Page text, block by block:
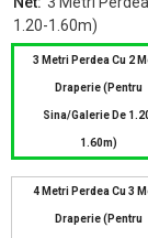
1.20-1.60m)
3 Metri Perdea Cu 2
Draperie (pentru
Sina/galerie De
1.60m)
4 Metri Perdea Cu 3
Draperie (pentru